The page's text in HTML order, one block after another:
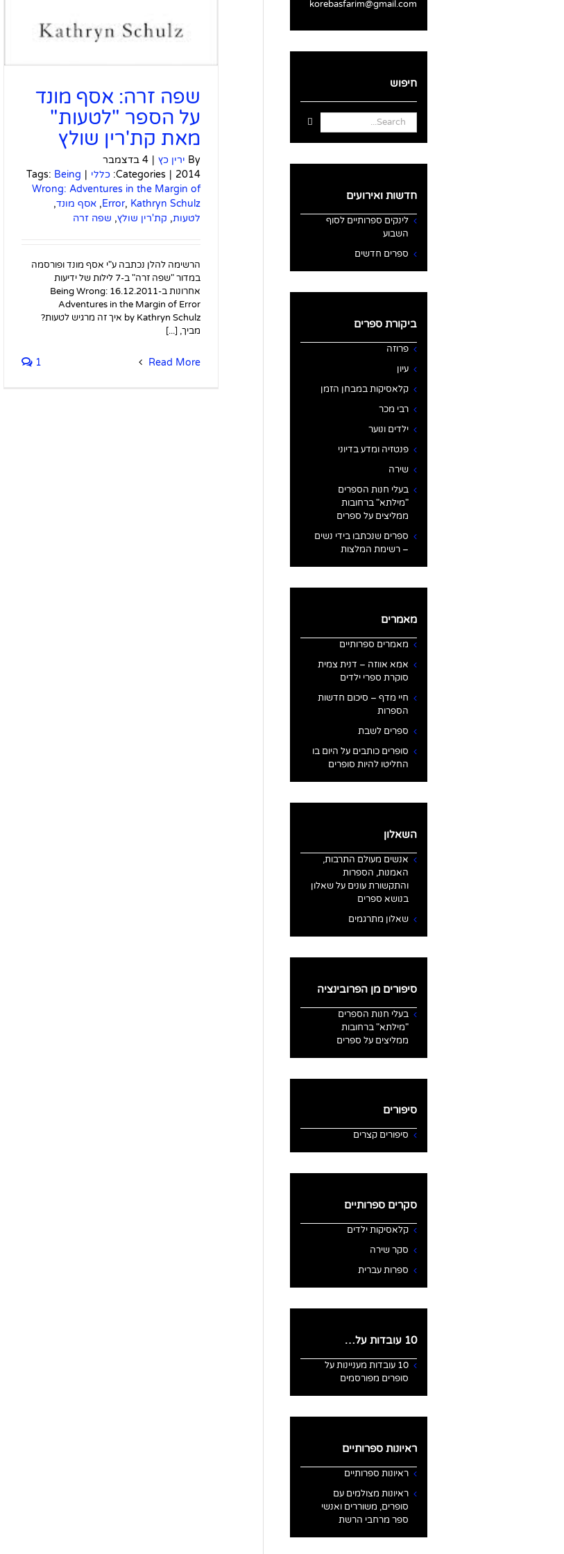
שפה זרה: אסף מונד
על הספר "לטעות"
מאת קת'רין שולץ
By ירין כץ |
4 בדצמבר
2014
|
Categories: כללי |
Tags: Being
Wrong: Adventures in the Margin of
Error, Kathryn Schulz
,אסף מונד,
לטעות, קת'רין שולץ, שפה זרה
הרשימה להלן נכתבה ע"י אסף מונד ופורסמה
במדור "שפה זרה" ב-7 לילות של ידיעות
אחרונות ב-16.12.2011 Being Wrong:
Adventures in the Margin of Error
by Kathryn Schulz איך זה מרגיש לטעות?
מביך, [...]
Read More
1
korebasfarim@gmail.com
חיפוש
Search
for:
חדשות ואירועים
לינקים ספרותיים לסוף
השבוע
ספרים חדשים
ביקורת ספרים
פרוזה
עיון
קלאסיקות במבחן הזמן
רבי מכר
ילדים ונוער
פנטזיה ומדע בדיוני
שירה
בעלי חנות הספרים
"מילתא" ברחובות
ממליצים על ספרים
ספרים שנכתבו בידי נשים
– רשימת המלצות
מאמרים
מאמרים ספרותיים
אמא אווזה – דנית צמית
סוקרת ספרי ילדים
חיי מדף – סיכום חדשות
הספרות
ספרים לשבת
סופרים כותבים על היום בו
החליטו להיות סופרים
השאלון
אנשים מעולם התרבות,
האמנות, הספרות
והתקשורת עונים על שאלון
בנושא ספרים
שאלון מתרגמים
סיפורים מן הפרובינציה
בעלי חנות הספרים
"מילתא" ברחובות
ממליצים על ספרים
סיפורים
סיפורים קצרים
סקרים ספרותיים
קלאסיקות ילדים
סקר שירה
ספרות עברית
10 עובדות על…
10 עובדות מעניינות על
סופרים מפורסמים
ראיונות ספרותיים
ראיונות ספרותיים
ראיונות מצולמים עם
סופרים, משוררים ואנשי
ספר מרחבי הרשת